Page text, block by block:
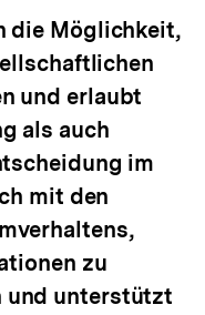
die Möglichkeit,
und erlaubt
als auch
im
mit den
zu
und unterstützt